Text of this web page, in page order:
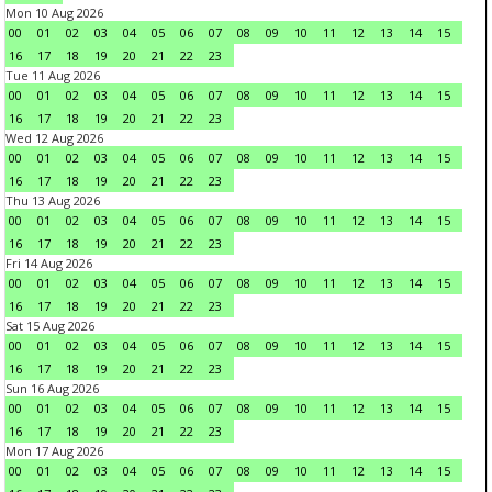
Mon 10 Aug 2026
00
01 02 03 04 05 06 07 08 09 10 11 12 13 14
15
16
17 18 19 20 21 22
23
Tue 11 Aug 2026
00
01 02 03 04 05 06 07 08 09 10 11 12 13 14
15
16
17 18 19 20 21 22
23
Wed 12 Aug 2026
00
01 02 03 04 05 06 07 08 09 10 11 12 13 14
15
16
17 18 19 20 21 22
23
Thu 13 Aug 2026
00
01 02 03 04 05 06 07 08 09 10 11 12 13 14
15
16
17 18 19 20 21 22
23
Fri 14 Aug 2026
00
01 02 03 04 05 06 07 08 09 10 11 12 13 14
15
16
17 18 19 20 21 22
23
Sat 15 Aug 2026
00
01 02 03 04 05 06 07 08 09 10 11 12 13 14
15
16
17 18 19 20 21 22
23
Sun 16 Aug 2026
00
01 02 03 04 05 06 07 08 09 10 11 12 13 14
15
16
17 18 19 20 21 22
23
Mon 17 Aug 2026
00
01 02 03 04 05 06 07 08 09 10 11 12 13 14
15